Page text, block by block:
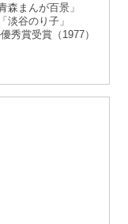
森まんが百景」
淡谷のり子」
秀賞受賞（1977）